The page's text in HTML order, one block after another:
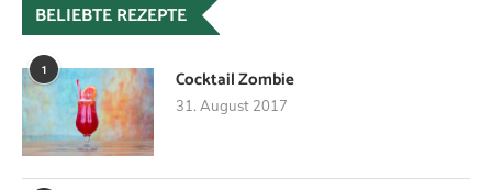
BELIEBTE REZEPTE
1 Cocktail Zombie
31. August 2017